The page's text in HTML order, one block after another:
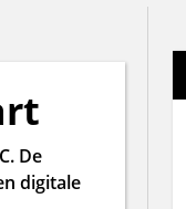
De
digitale